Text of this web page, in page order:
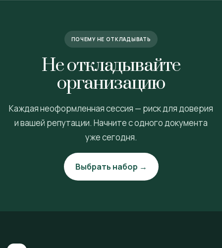
ПОЧЕМУ НЕ ОТКЛАДЫВАТЬ
Не откладывайте
организацию
Каждая неоформленная сессия — риск для доверия
и вашей репутации. Начните с одного документа
уже сегодня.
Выбрать набор →